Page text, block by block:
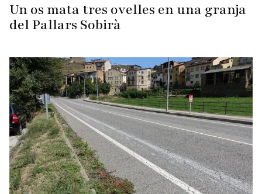
Un os mata tres ovelles en una granja
del Pallars Sobirà